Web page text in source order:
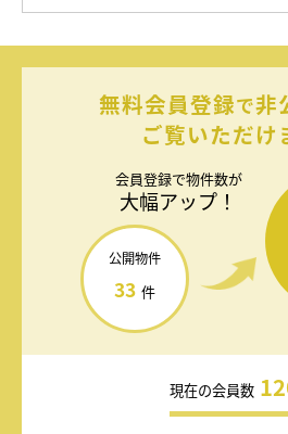
無料会員登録で非
ご覧いただけ
会員登録で物件数が
大幅アップ！
公開物件
33 件
現在の会員数